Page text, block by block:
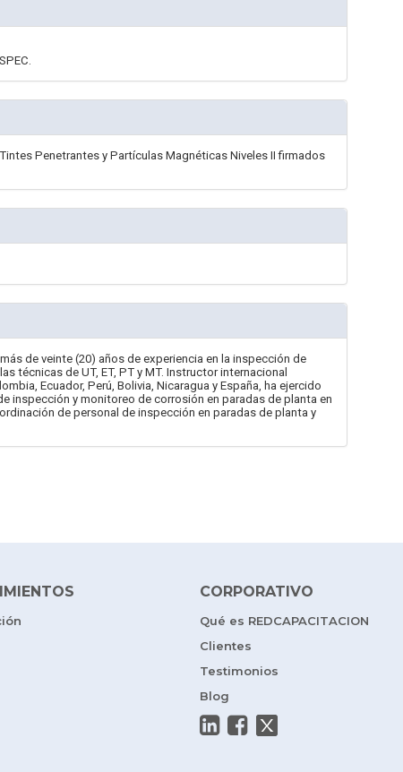
Penetrantes y Partículas Magnéticas Niveles II firmados
de veinte (20) años de experiencia en la inspección de
técnicas de UT, ET, PT y MT. Instructor internacional
Ecuador, Perú, Bolivia, Nicaragua y España, ha ejercido
inspección y monitoreo de corrosión en paradas de planta en
de personal de inspección en paradas de planta y
CORPORATIVO
Qué es REDCAPACITACION
Clientes
Testimonios
Blog